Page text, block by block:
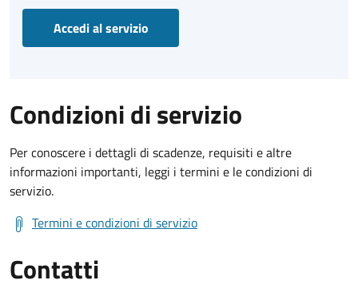
Accedi al servizio
Condizioni di servizio
Per conoscere i dettagli di scadenze, requisiti e altre
informazioni importanti, leggi i termini e le condizioni di
servizio.
Termini e condizioni di servizio
Contatti